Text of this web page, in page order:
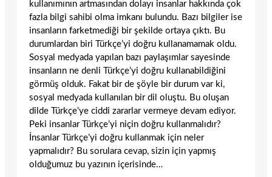
kullanımının artmasından dolayı insanlar hakkında çok
fazla bilgi sahibi olma imkanı bulundu. Bazı bilgiler ise
insanların farketmediği bir şekilde ortaya çıktı. Bu
durumlardan biri Türkçe’yi doğru kullanamamak oldu.
Sosyal medyada yapılan bazı paylaşımlar sayesinde
insanların ne denli Türkçe’yi doğru kullanabildiğini
görmüş olduk. Fakat bir de şöyle bir durum var ki,
sosyal medyada kullanılan bir dil oluştu. Bu oluşan
dilde Türkçe’ye ciddi zararlar vermeye devam ediyor.
Peki insanlar Türkçe’yi niçin doğru kullanmalıdır?
İnsanlar Türkçe’yi doğru kullanmak için neler
yapmalıdır? Bu sorulara cevap, sizin için yapmış
olduğumuz bu yazının içerisinde…